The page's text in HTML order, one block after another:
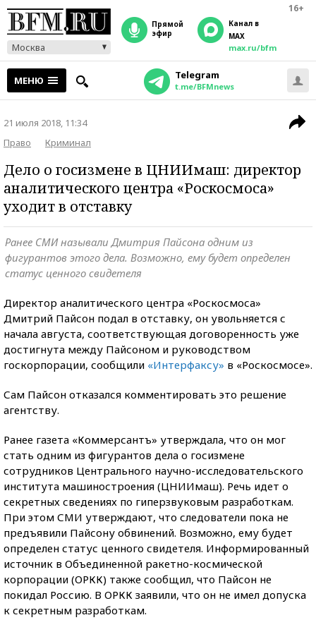
16+
Москва
прямой
эфир
Канал в
MAX
max.ru/bfm
МЕНЮ Telegram
t.me/BFMnews
21 июля 2018, 11:34
Право
Криминал
Дело о госизмене в ЦНИИмаш: директор
аналитического центра «Роскосмоса»
уходит в отставку
Ранее СМИ называли Дмитрия Пайсона одним из
фигурантов этого дела. Возможно, ему будет определен
статус ценного свидетеля
Директор аналитического центра «Роскосмоса»
Дмитрий Пайсон подал в отставку, он увольняется с
начала августа, соответствующая договоренность уже
достигнута между Пайсоном и руководством
госкорпорации, сообщили «Интерфаксу» в «Роскосмосе».
Сам Пайсон отказался комментировать это решение
агентству.
Ранее газета «Коммерсантъ» утверждала, что он мог
стать одним из фигурантов дела о госизмене
сотрудников Центрального научно-исследовательского
института машиностроения (ЦНИИмаш). Речь идет о
секретных сведениях по гиперзвуковым разработкам.
При этом СМИ утверждают, что следователи пока не
предъявили Пайсону обвинений. Возможно, ему будет
определен статус ценного свидетеля. Информированный
источник в Объединенной ракетно-космической
корпорации (ОРКК) также сообщил, что Пайсон не
покидал Россию. В ОРКК заявили, что он не имел допуска
к секретным разработкам.